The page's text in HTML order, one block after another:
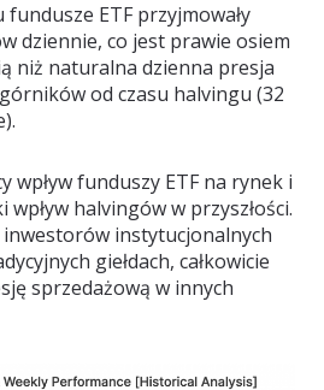
ETF przyjmowały
dziennie, co jest prawie osiem
niż naturalna dzienna presja
od czasu halvingu (32
wpływ funduszy ETF na rynek i
halvingów w przyszłości.
instytucjonalnych
giełdach, całkowicie
sprzedażową w innych